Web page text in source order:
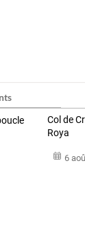
Col de
Roya
6